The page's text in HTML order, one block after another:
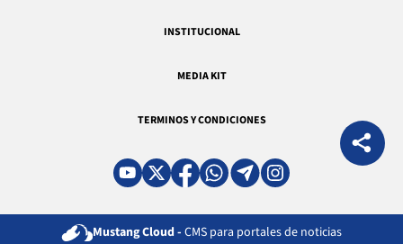
INSTITUCIONAL
MEDIA KIT
TERMINOS Y CONDICIONES
Mustang Cloud - CMS para portales de noticias